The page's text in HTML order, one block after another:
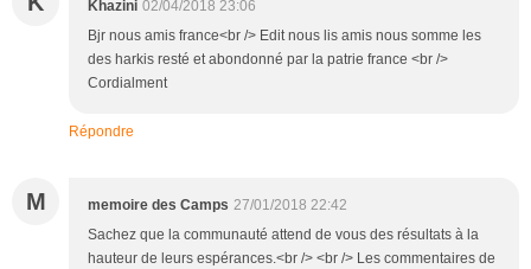
Khazini 02/04/2018 23:06
Bjr nous amis france<br /> Edit nous lis amis nous somme les
des harkis resté et abondonné par la patrie france <br />
Cordialment
Répondre
M memoire des Camps 27/01/2018 22:42
Sachez que la communauté attend de vous des résultats à la
hauteur de leurs espérances.<br /> <br /> Les commentaires de